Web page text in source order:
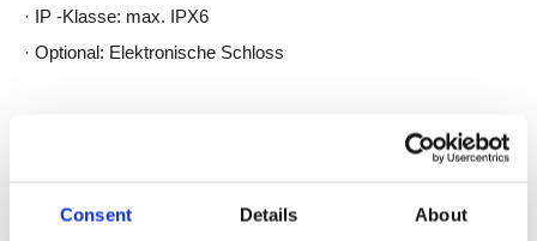
Consent Details About
· IP -Klasse: max. IPX6
· Optional: Elektronische Schloss
Produktbeschreibung